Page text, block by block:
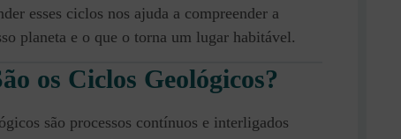
esses ciclos nos ajuda a compreender a
planeta e o que o torna um lugar habitável.
os Ciclos Geológicos?
são processos contínuos e interligados